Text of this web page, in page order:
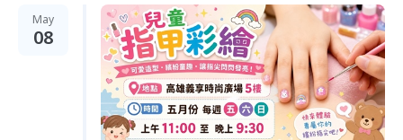
May
08